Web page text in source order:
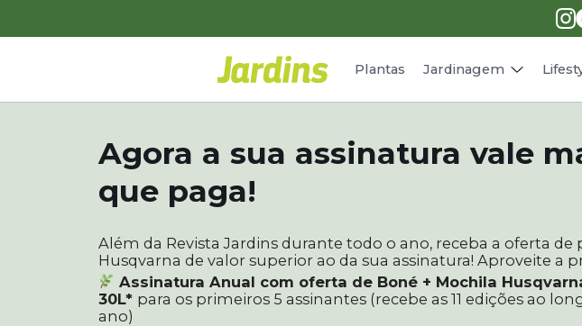
Plantas Jardinagem
Agora a sua assinatura vale
que paga!
Além da Revista Jardins durante todo o ano, receba a oferta de
Husqvarna de valor superior ao da sua assinatura! Aproveite a
Assinatura Anual com oferta de Boné + Mochila
30L* para os primeiros 5 assinantes (recebe as 11 edições ao
ano)